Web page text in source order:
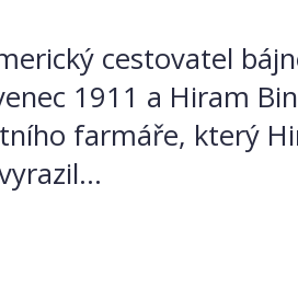
cestovatel
1911 a Hiram
farmáře, který